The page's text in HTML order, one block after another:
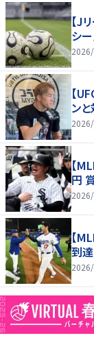
【J
シ
【
ン
【
円
【
到